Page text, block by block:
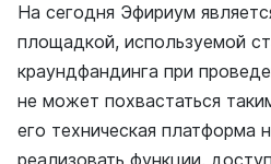
На сегодня Эфириум
площадкой, используемой
краундфандинга при
не может похвастаться
его техническая платформа